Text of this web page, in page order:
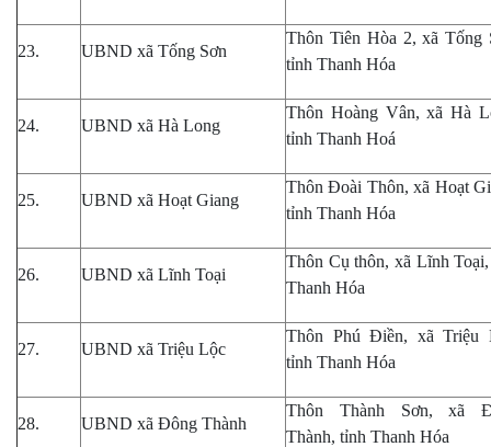
23. UBND xã Tống Sơn
Thôn Tiên Hòa 2, xã Tống
tỉnh Thanh Hóa
24. UBND xã Hà Long
Thôn Hoàng Vân, xã Hà
tỉnh Thanh Hoá
25. UBND xã Hoạt Giang
Thôn Đoài Thôn, xã Hoạt
tỉnh Thanh Hóa
26. UBND xã Lĩnh Toại
Thôn Cụ thôn, xã Lĩnh
Thanh Hóa
27. UBND xã Triệu Lộc
Thôn Phú Điền, xã Triệu
tỉnh Thanh Hóa
28. UBND xã Đông Thành
Thôn Thành Sơn, xã
Thành, tỉnh Thanh Hóa